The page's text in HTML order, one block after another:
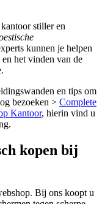
stiller en
kunnen je helpen
het vinden van de
en tips om
bezoeken > Complete
Kantoor, hierin vind u
kopen bij
Bij ons koopt u